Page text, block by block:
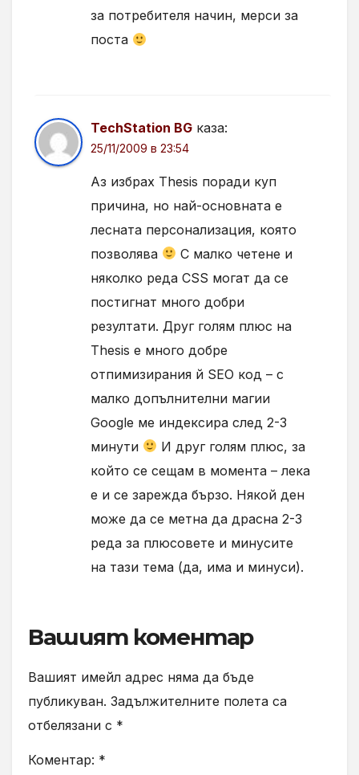
за потребителя начин, мерси за
поста
TechStation BG каза:
25/11/2009 в 23:54
Аз избрах Thesis поради куп
причина, но най-основната е
лесната персонализация, която
позволява
С малко четене и
няколко реда CSS могат да се
постигнат много добри
резултати. Друг голям плюс на
Thesis е много добре
отпимизирания й SEO код – с
малко допълнителни магии
Google ме индексира след 2-3
минути
И друг голям плюс, за
който се сещам в момента – лека
е и се зарежда бързо. Някой ден
може да се метна да драсна 2-3
реда за плюсовете и минусите
на тази тема (да, има и минуси).
Вашият коментар
Вашият имейл адрес няма да бъде
публикуван. Задължителните полета са
отбелязани с *
Коментар: *